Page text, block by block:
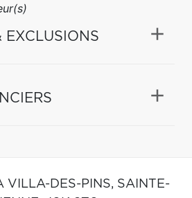
EXCLUSIONS
VILLA-DES-PINS, SAINTE-